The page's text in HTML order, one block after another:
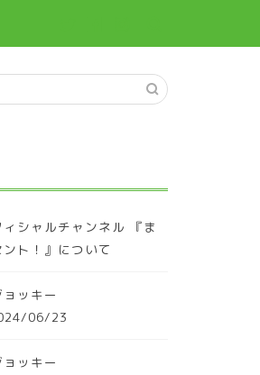
シャルチャンネル 『ま
ト！』について
ョッキー
06/23
ョッキー